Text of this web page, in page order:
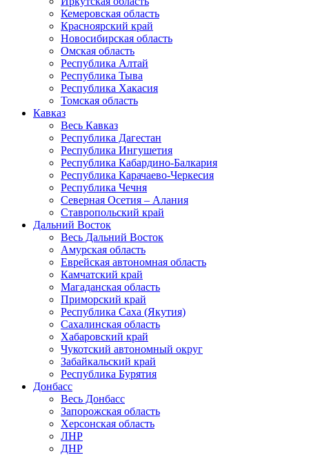
Кемеровская область
Красноярский край
Новосибирская область
Омская область
Республика Алтай
Республика Тыва
Республика Хакасия
Томская область
Кавказ
Весь Кавказ
Республика Дагестан
Республика Ингушетия
Республика Кабардино-Балкария
Республика Карачаево-Черкесия
Республика Чечня
Северная Осетия – Алания
Ставропольский край
Дальний Восток
Весь Дальний Восток
Амурская область
Еврейская автономная область
Камчатский край
Магаданская область
Приморский край
Республика Саха (Якутия)
Сахалинская область
Хабаровский край
Чукотский автономный округ
Забайкальский край
Республика Бурятия
Донбасс
Весь Донбасс
Запорожская область
Херсонская область
ЛНР
ДНР